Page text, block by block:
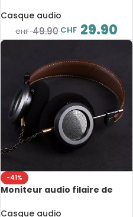
micro et LED
Casque audio
CHF49.90 CHF 29.90
-41%
Moniteur audio filaire de
métallique, confortable
Casque audio